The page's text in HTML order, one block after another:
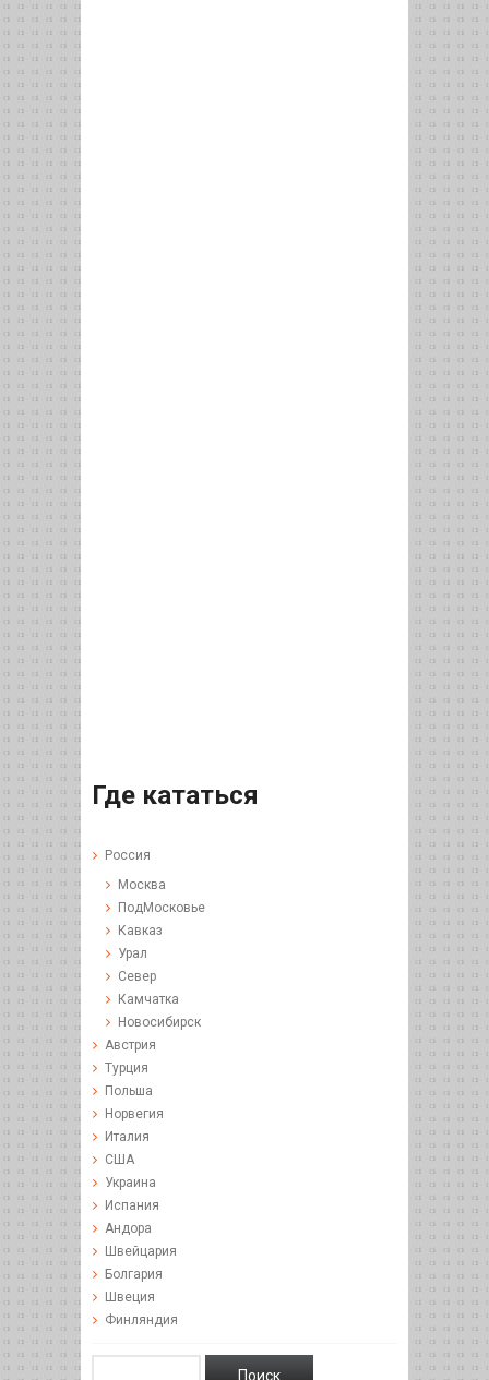
Где кататься
Россия
Москва
ПодМосковье
Кавказ
Урал
Север
Камчатка
Новосибирск
Австрия
Турция
Польша
Норвегия
Италия
США
Украина
Испания
Андора
Швейцария
Болгария
Швеция
Финляндия